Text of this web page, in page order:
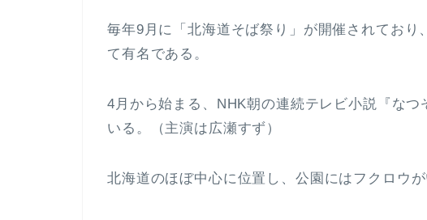
毎年9月に「北海道そば祭り」が開催されており
て有名である。
4月から始まる、NHK朝の連続テレビ小説『な
いる。（主演は広瀬すず）
北海道のほぼ中心に位置し、公園にはフクロウが